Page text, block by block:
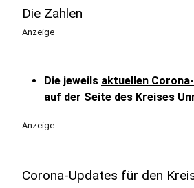
Die Zahlen
Anzeige
Die jeweils aktuellen
auf der Seite des Kreises
Anzeige
Corona-Updates für den